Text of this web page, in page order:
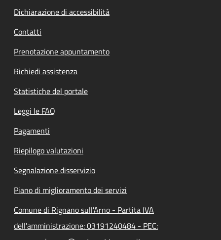
Dichiarazione di accessibilità
Contatti
Prenotazione appuntamento
Richiedi assistenza
Statistiche del portale
Leggi le FAQ
Pagamenti
Riepilogo valutazioni
Segnalazione disservizio
Piano di miglioramento dei servizi
Comune di Rignano sull'Arno - Partita IVA
dell'amministrazione: 03191240484 - PEC: